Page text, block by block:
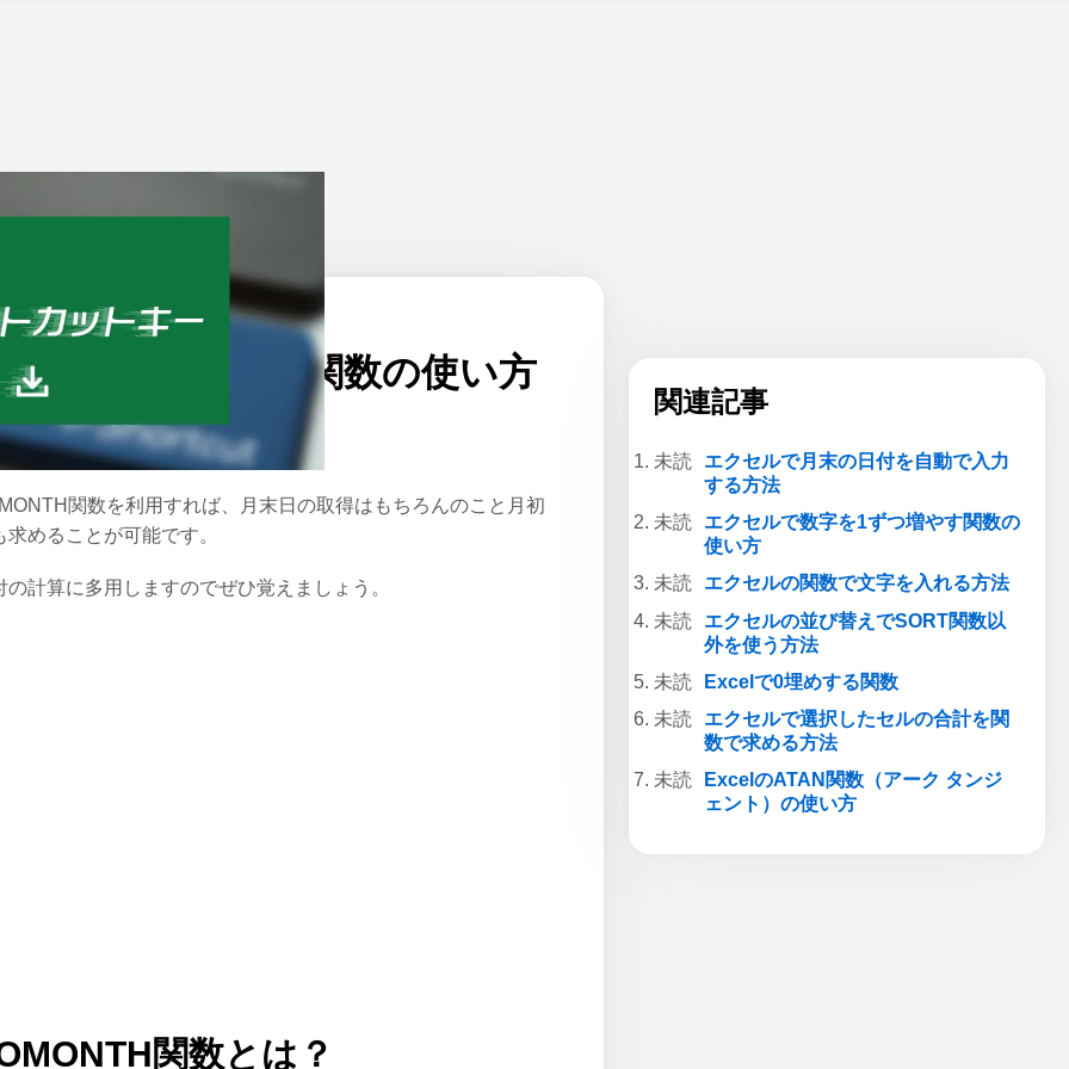
ム > Excel 公開日：2020/08/28
のEOMONTH関数の使い方
月末の日を求める
関数を利用すれば、月末日の取得はもちろんのこと月初
求めることが可能です。
の計算に多用しますのでぜひ覚えましょう。
関数とは？
関連記事
エクセルで月末の日付を自動で入力
する方法
エクセルで数字を1ずつ増やす関数の
使い方
エクセルの関数で文字を入れる方法
エクセルの並び替えでSORT関数以
外を使う方法
Excelで0埋めする関数
エクセルで選択したセルの合計を関
数で求める方法
ExcelのATAN関数（アーク タンジ
ェント）の使い方